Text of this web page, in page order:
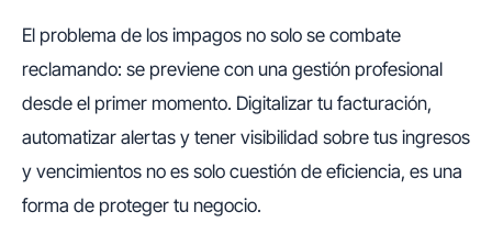
El problema de los impagos no solo se combate
reclamando: se previene con una gestión profesional
desde el primer momento. Digitalizar tu facturación,
automatizar alertas y tener visibilidad sobre tus ingresos
y vencimientos no es solo cuestión de eficiencia, es una
forma de proteger tu negocio.